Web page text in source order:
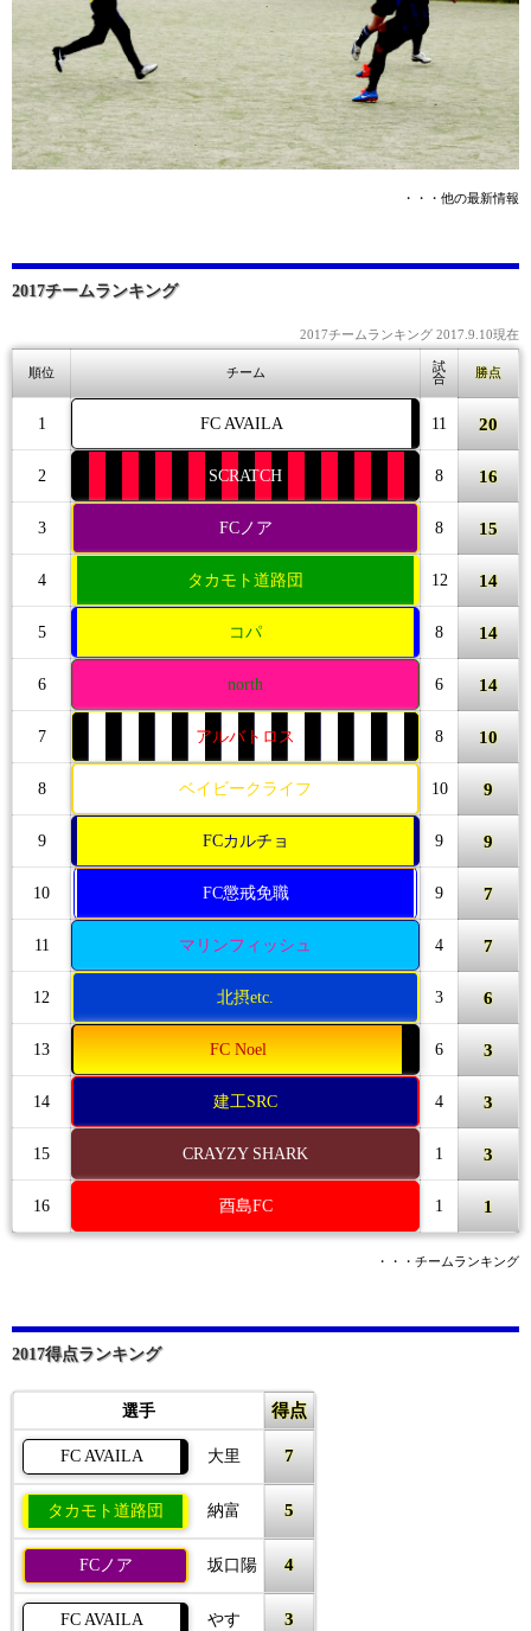
・・・他の最新情報
2017チームランキング
2017チームランキング 2017.9.10現在
順位 チーム
試
合
勝点
1 FC AVAILA 11 20
2 SCRATCH 8 16
3 FCノア 8 15
4 タカモト道路団 12 14
5 コパ 8 14
6 north 6 14
7 アルバトロス 8 10
8 ベイビークライフ 10 9
9 FCカルチョ 9 9
10 FC懲戒免職 9 7
11 マリンフィッシュ 4 7
12 北摂etc. 3 6
13 FC Noel 6 3
14 建工SRC 4 3
15 CRAYZY SHARK 1 3
16 酉島FC 1 1
・・・チームランキング
2017得点ランキング
選手 得点
FC AVAILA 大里 7
タカモト道路団 納富 5
FCノア 坂口陽 4
FC AVAILA やす 3